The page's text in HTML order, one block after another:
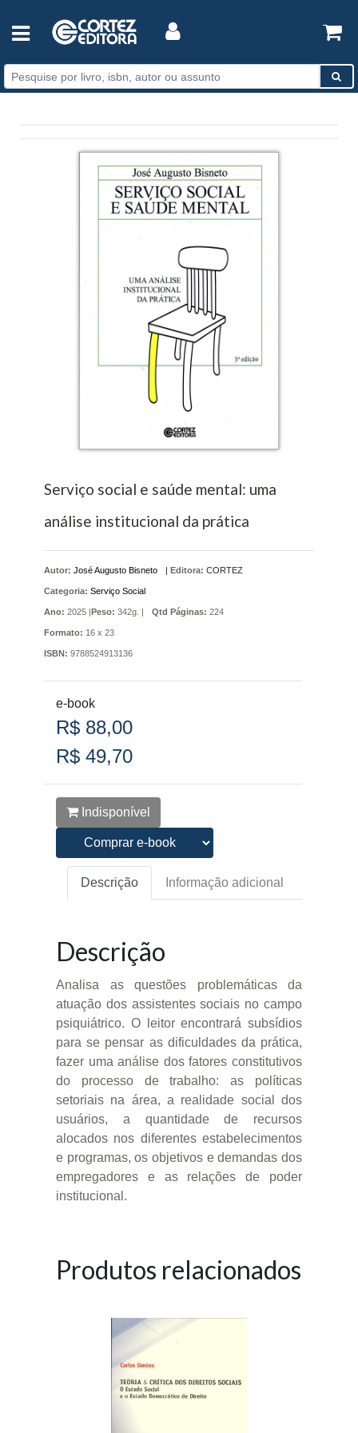
Serviço social e saúde mental: uma
análise institucional da prática
Autor: José Augusto Bisneto | Editora: CORTEZ
Categoria: Serviço Social
Ano: 2025 |Peso: 342g. | Qtd Páginas: 224
Formato: 16 x 23
ISBN: 9788524913136
e-book
R$ 88,00
R$ 49,70
Indisponível
Descrição Informação adicional
Descrição
Analisa as questões problemáticas da
atuação dos assistentes sociais no campo
psiquiátrico. O leitor encontrará subsídios
para se pensar as dificuldades da prática,
fazer uma análise dos fatores constitutivos
do processo de trabalho: as políticas
setoriais na área, a realidade social dos
usuários, a quantidade de recursos
alocados nos diferentes estabelecimentos
e programas, os objetivos e demandas dos
empregadores e as relações de poder
institucional.
Produtos relacionados